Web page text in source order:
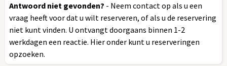
Antwoord niet gevonden? - Neem contact op als u een
vraag heeft voor dat u wilt reserveren, of als u de reservering
niet kunt vinden. U ontvangt doorgaans binnen 1-2
werkdagen een reactie. Hier onder kunt u reserveringen
opzoeken.